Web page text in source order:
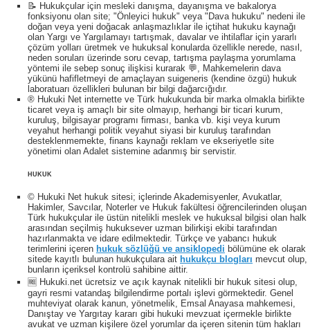
📝 Hukukçular için mesleki danışma, dayanışma ve bakalorya
fonksiyonu olan site; "Önleyici hukuk" veya "Dava hukuku" nedeni ile
doğan veya yeni doğacak anlaşmazlıklar ile içtihat hukuku kaynağı
olan Yargı ve Yargılamayı tartışmak, davalar ve ihtilaflar için yararlı
çözüm yolları üretmek ve hukuksal konularda özellikle nerede, nasıl,
neden soruları üzerinde soru cevap, tartışma paylaşma yorumlama
yöntemi ile sebep sonuç ilişkisi kurarak 💬, Mahkemelerin dava
yükünü hafifletmeyi de amaçlayan suigeneris (kendine özgü) hukuk
laboratuarı özellikleri bulunan bir bilgi dağarcığıdır.
® Hukuki Net internette ve Türk hukukunda bir marka olmakla birlikte
ticaret veya iş amaçlı bir site olmayıp, herhangi bir ticari kurum,
kuruluş, bilgisayar programı firması, banka vb. kişi veya kurum
veyahut herhangi politik veyahut siyasi bir kuruluş tarafından
desteklenmemekte, finans kaynağı reklam ve ekseriyetle site
yönetimi olan Adalet sistemine adanmış bir servistir.
HUKUK
© Hukuki Net hukuk sitesi; içlerinde Akademisyenler, Avukatlar,
Hakimler, Savcılar, Noterler ve Hukuk fakültesi öğrencilerinden oluşan
Türk hukukçular ile üstün nitelikli meslek ve hukuksal bilgisi olan halk
arasından seçilmiş hukuksever uzman bilirkişi ekibi tarafından
hazırlanmakta ve idare edilmektedir. Türkçe ve yabancı hukuk
terimlerini içeren hukuk sözlüğü ve ansiklopedi bölümüne ek olarak
sitede kayıtlı bulunan hukukçulara ait hukukçu blogları mevcut olup,
bunların içeriksel kontrolü sahibine aittir.
🆓 Hukuki.net ücretsiz ve açık kaynak nitelikli bir hukuk sitesi olup,
gayri resmi vatandaş bilgilendirme portalı işlevi görmektedir. Genel
muhteviyat olarak kanun, yönetmelik, Emsal Anayasa mahkemesi,
Danıştay ve Yargıtay kararı gibi hukuki mevzuat içermekle birlikte
avukat ve uzman kişilere özel yorumlar da içeren sitenin tüm hakları